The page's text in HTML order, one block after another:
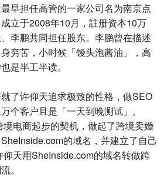
早担任高管的一家公司名为南京点
立于2008年10月，註册资本10万
李鹏共同担任股东。李鹏曾在描述
穷苦，小时候「馒头泡酱油」，高
是半工半读。
了许仰天追求极致的性格，做SEO
个客户且是「一天到晚测试」。
电商起步的契机，做起了跨境卖婚
的域名，并建立了自己
天用SheInside.com的域名转做跨
。